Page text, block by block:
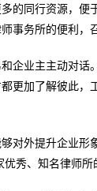
的同行资源，
事务所的便利，
企业主主动对
更加了解彼此
对外提升企业
秀、知名律师